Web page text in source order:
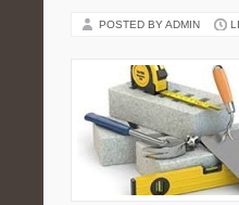
POSTED BY ADMIN